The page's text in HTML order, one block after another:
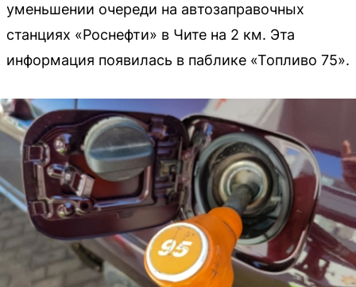
уменьшении очереди на автозаправочных
станциях «Роснефти» в Чите на 2 км. Эта
информация появилась в паблике «Топливо 75».